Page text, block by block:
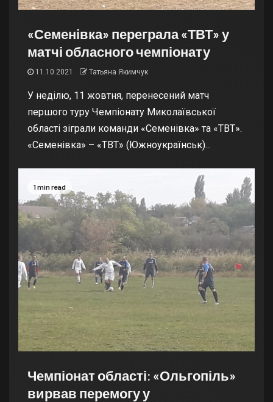
«Семенівка» переграла «ТВТ» у
матчі обласного чемпіонату
11.10.2021 Татьяна Якимчук
У неділю, 11 жовтня, перенесений матч
першого туру Чемпіонату Миколаївської
області зіграли команди «Семенівка» та «ТВТ».
«Семенівка» – «ТВТ» (Южноукраїнськ)...
1 min read
Чемпіонат області: «Ольгопіль»
вирвав перемогу у